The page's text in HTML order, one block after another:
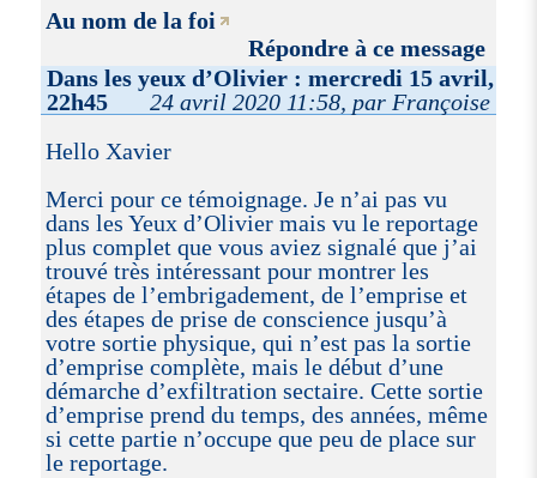
Au nom de la foi
Répondre à ce message
Dans les yeux d’Olivier : mercredi 15 avril,
22h45
24 avril 2020 11:58, par Françoise
Hello Xavier
Merci pour ce témoignage. Je n’ai pas vu
dans les Yeux d’Olivier mais vu le reportage
plus complet que vous aviez signalé que j’ai
trouvé très intéressant pour montrer les
étapes de l’embrigadement, de l’emprise et
des étapes de prise de conscience jusqu’à
votre sortie physique, qui n’est pas la sortie
d’emprise complète, mais le début d’une
démarche d’exfiltration sectaire. Cette sortie
d’emprise prend du temps, des années, même
si cette partie n’occupe que peu de place sur
le reportage.